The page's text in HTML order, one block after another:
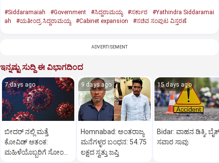
#Siddaramaiah #Government #ಸಿದ್ದರಾಮಯ್ಯ #ಸರ್ಕಾರ
#Yathindra Siddaramai
ah
#ಯತೀಂದ್ರ ಸಿದ್ದರಾಮಯ್ಯ #Cabinet expansion #ಸಚಿವ ಸಂಪುಟ ವಿಸ್ತರಣೆ
ADVERTISEMENT
ಇನ್ನಷ್ಟು ಸುದ್ದಿ ಈ ವಿಭಾಗದಿಂದ
7 days ago
ಬೀದರ್ ನಲ್ಲಿ ಮತ್ತೆ
ಕೋವಿಡ್‌ ಆತಂಕ:
ಮಹಿಳೆಯೊಬ್ಬರಿಗೆ ಸೋಂಕು
9 days ago
Homnabad: ಅಂತರಾಜ್ಯ
ಮನೆಗಳ್ಳರ ಬಂಧನ: 54.75
ಲಕ್ಷದ ಸ್ವತ್ತು ಜಪ್ತಿ
15 days ago
Bidar: ವಾಹನ ಡಿಕ್ಕಿ,
ಸವಾರ ಸಾವು